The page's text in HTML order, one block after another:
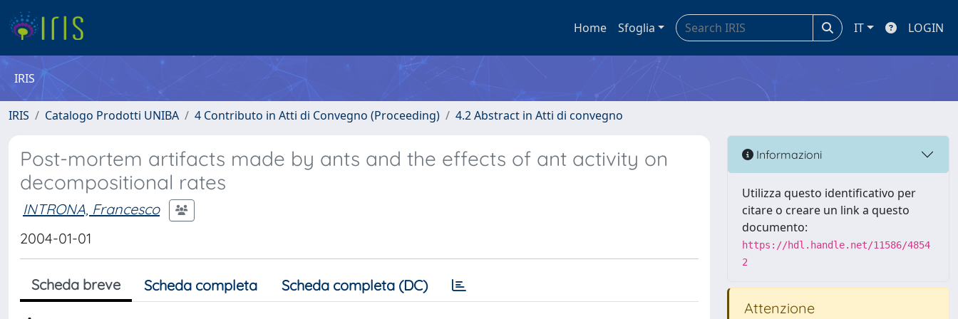
Home Sfoglia IT LOGIN
IRIS
IRIS Catalogo Prodotti UNIBA 4 Contributo in Atti di Convegno (Proceeding) 4.2 Abstract in Atti di convegno
Post-mortem artifacts made by ants and the effects of ant activity on
decompositional rates
INTRONA, Francesco
2004-01-01
Scheda breve Scheda completa Scheda completa (DC)
Informazioni
Utilizza questo identificativo per
citare o creare un link a questo
documento:
https://hdl.handle.net/11586/4854
2
Attenzione